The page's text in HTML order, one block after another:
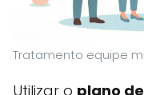
Tratamento equipe
Utilizar o plano